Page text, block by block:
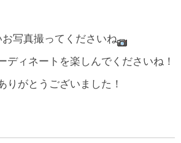
写真撮ってくださいね
ディネートを楽しんでくださいね！
りがとうございました！